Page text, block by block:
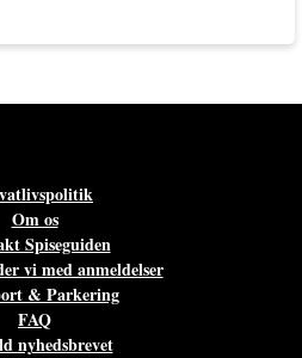
Om os
Spiseguiden
vi med anmeldelser
& Parkering
FAQ
nyhedsbrevet